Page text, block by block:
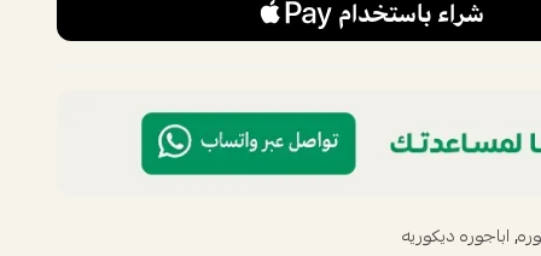
,اباجوره ديكوريه